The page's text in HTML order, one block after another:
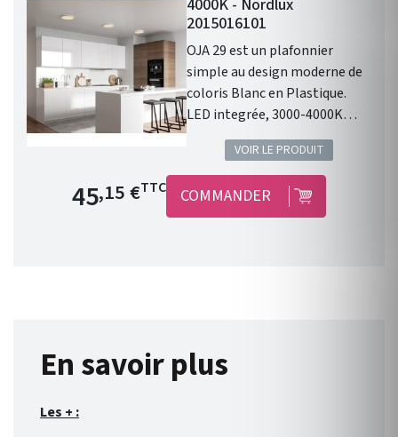
4000K - Nordlux
2015016101
OJA 29 est un plafonnier
simple au design moderne de
coloris Blanc en Plastique.
LED integrée, 3000-4000K
pour éclairer votre habitat !
VOIR LE PRODUIT
Prix de base
45,15 €TTC COMMANDER
En savoir plus
Les + :